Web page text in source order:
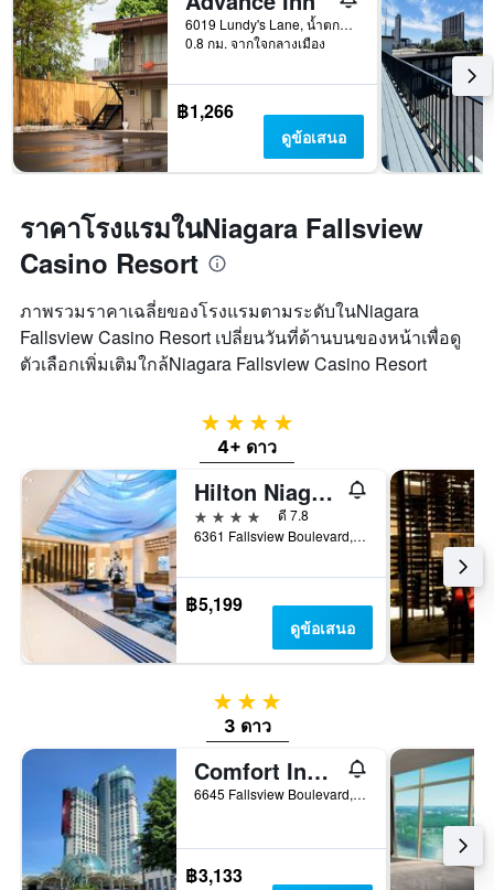
6019 Lundy's Lane, น้ำตกไนแองการ่า, ON, แคนาดา
0.8 กม. จากใจกลางเมือง
฿1,266
ดูข้อเสนอ
ราคาโรงแรมในNiagara Fallsview
Casino Resort
ภาพรวมราคาเฉลี่ยของโรงแรมตามระดับในNiagara
Fallsview Casino Resort เปลี่ยนวันที่ด้านบนของหน้าเพื่อดู
ตัวเลือกเพิ่มเติมใกล้Niagara Fallsview Casino Resort
4 ดาว
4+ ดาว
Hilton Niagara Falls/Fallsview Hotel & Suites
4 ดาว
ดี 7.8
6361 Fallsview Boulevard, น้ำตกไนแองการ่า, ON, แคนาดา
฿5,199
ดูข้อเสนอ
3 ดาว
3 ดาว
Comfort Inn Fallsview
6645 Fallsview Boulevard, น้ำตกไนแองการ่า, ON, แคนาดา
฿3,133